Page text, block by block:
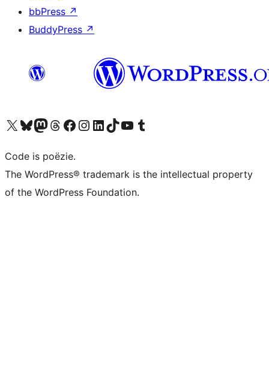
bbPress ↗
BuddyPress ↗
Bezoek ons X (voorheen Twitter) account
Bezoek ons Bluesky account
Bezoek ons Mastodon account
Bezoek ons Threads account
Onze Facebook pagina bezoeken
Bezoek ons Instagram account
Bezoek ons LinkedIn account
Bezoek ons TikTok account
Bezoek ons YouTube kanaalBezoek ons Tumblr account
Code is poëzie.
The WordPress® trademark is the intellectual property
of the WordPress Foundation.